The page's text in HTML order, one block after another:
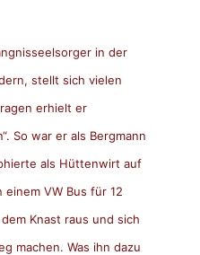
in der
stellt sich vielen
erhielt er
So war er als Bergmann
als Hüttenwirt auf
VW Bus für 12
Knast raus und sich
machen. Was ihn dazu